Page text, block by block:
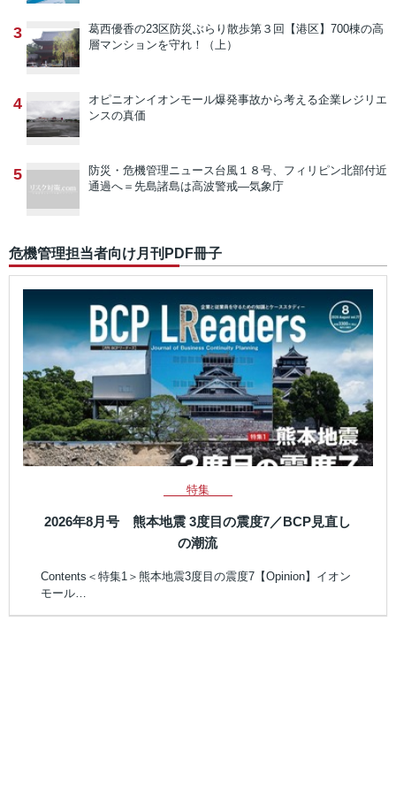
3 葛西優香の23区防災ぶらり散歩第３回【港区】700棟の高
層マンションを守れ！（上）
4 オピニオンイオンモール爆発事故から考える企業レジリエ
ンスの真価
5 防災・危機管理ニュース台風１８号、フィリピン北部付近
通過へ＝先島諸島は高波警戒―気象庁
危機管理担当者向け月刊PDF冊子
特集
2026年8月号 熊本地震 3度目の震度7／BCP見直し
の潮流
Contents＜特集1＞熊本地震3度目の震度7【Opinion】イオン
モール…